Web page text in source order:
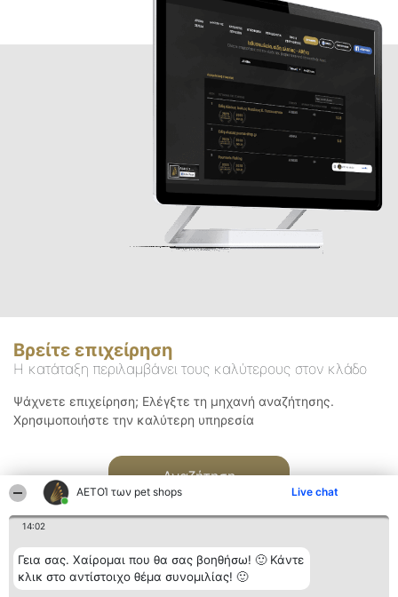
ΑΕΤΟΊ των pet shops Live chat
14:02
Γεια σας. Χαίρομαι που θα σας βοηθήσω! 🙂 Κάντε
κλικ στο αντίστοιχο θέμα συνομιλίας! 🙂
Βρείτε επιχείρηση
Η κατάταξη περιλαμβάνει τους καλύτερους στον κλάδο
Ψάχνετε επιχείρηση; Ελέγξτε τη μηχανή αναζήτησης.
Χρησιμοποιήστε την καλύτερη υπηρεσία
Αναζήτηση